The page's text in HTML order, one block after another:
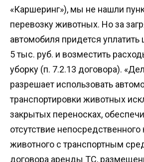
«Каршеринг»), мы не нашли
перевозку животных. Но за
автомобиля придется
5 тыс. руб. и возместить
уборку (п. 7.2.13 договора).
разрешает использовать
транспортировки животных
закрытых переносках,
отсутствие непосредственного
животного с транспортным
договора аренды ТС,